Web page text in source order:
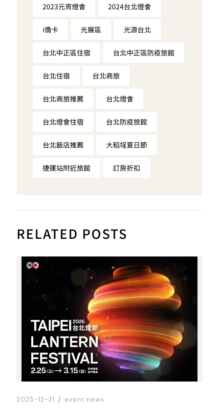
2023元宵燈會 2024台北燈會
i僑卡 光展區 光源台北
台北中正區住宿 台北中正區防疫旅館
台北住宿 台北商旅
台北商旅推薦 台北燈會
台北燈會住宿 台北防疫旅館
台北飯店推薦 大稻埕夏日節
捷運站附近旅館 訂房折扣
RELATED POSTS
2025-12-31 event news